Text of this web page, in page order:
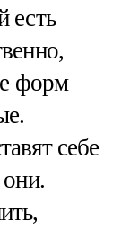
есть
форм
себе
они.